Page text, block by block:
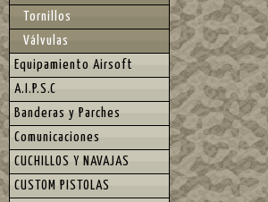
Tornillos
Válvulas
Equipamiento Airsoft
A.I.P.S.C
Banderas y Parches
Comunicaciones
CUCHILLOS Y NAVAJAS
CUSTOM PISTOLAS